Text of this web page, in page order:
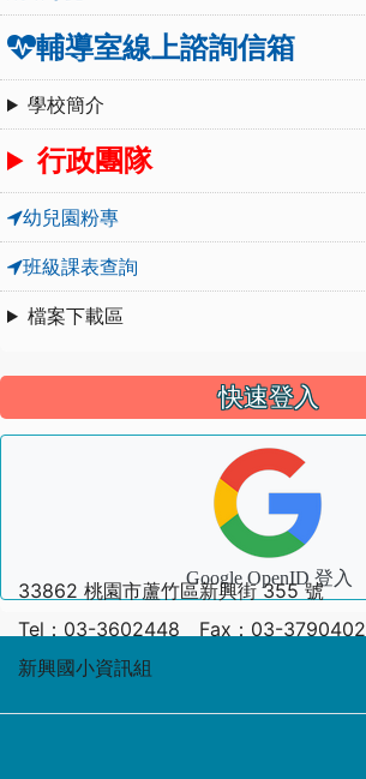
輔導室線上諮詢信箱
學校簡介
行政團隊
幼兒園粉專
班級課表查詢
檔案下載區
快速登入
Google OpenID 登入
33862 桃園市蘆竹區新興街 355 號
Tel：03-3602448 Fax：03-3790402
新興國小資訊組